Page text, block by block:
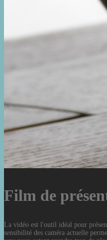
Film de
La vidéo est l'outil idéal pour
sensibilité des caméra actuelle